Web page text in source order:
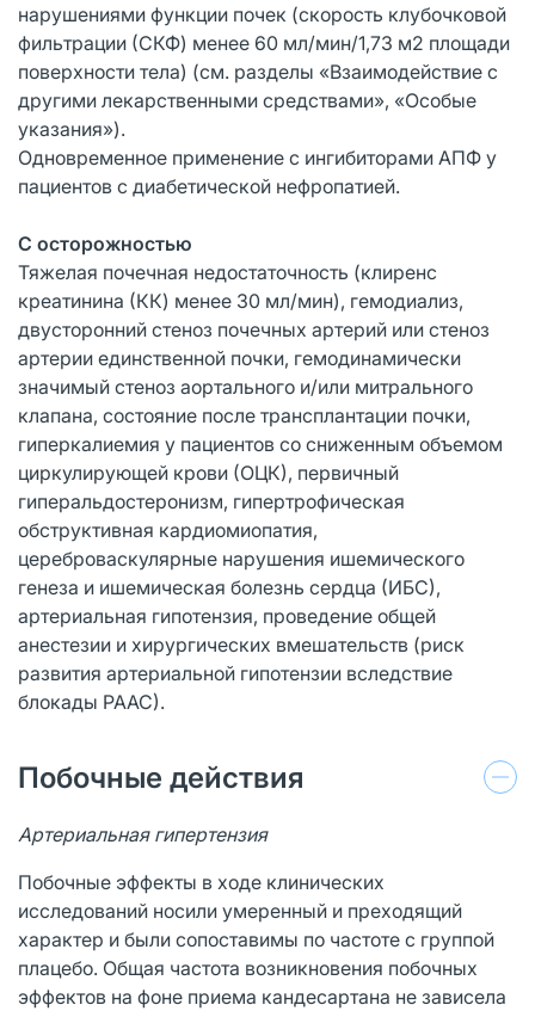
нарушениями функции почек (скорость клубочковой
фильтрации (СКФ) менее 60 мл/мин/1,73 м2 площади
поверхности тела) (см. разделы «Взаимодействие с
другими лекарственными средствами», «Особые
указания»).
Одновременное применение с ингибиторами АПФ у
пациентов с диабетической нефропатией.
С осторожностью
Тяжелая почечная недостаточность (клиренс
креатинина (КК) менее 30 мл/мин), гемодиализ,
двусторонний стеноз почечных артерий или стеноз
артерии единственной почки, гемодинамически
значимый стеноз аортального и/или митрального
клапана, состояние после трансплантации почки,
гиперкалиемия у пациентов со сниженным объемом
циркулирующей крови (ОЦК), первичный
гиперальдостеронизм, гипертрофическая
обструктивная кардиомиопатия,
цереброваскулярные нарушения ишемического
генеза и ишемическая болезнь сердца (ИБС),
артериальная гипотензия, проведение общей
анестезии и хирургических вмешательств (риск
развития артериальной гипотензии вследствие
блокады РААС).
Побочные действия
Артериальная гипертензия
Побочные эффекты в ходе клинических
исследований носили умеренный и преходящий
характер и были сопоставимы по частоте с группой
плацебо. Общая частота возникновения побочных
эффектов на фоне приема кандесартана не зависела